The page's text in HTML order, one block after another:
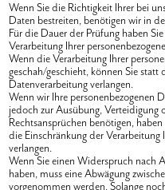
Wenn Sie die Richtigkeit Ihrer bei
Daten bestreiten, benötigen wir in
Für die Dauer der Prüfung haben
Verarbeitung Ihrer
Wenn die Verarbeitung Ihrer
geschah/geschieht, können Sie
Datenverarbeitung verlangen.
Wenn wir Ihre personenbezogenen
jedoch zur Ausübung, Verteidigung
Rechtsansprüchen benötigen,
die Einschränkung der Verarbeitung
verlangen.
Wenn Sie einen Widerspruch nach
haben, muss eine Abwägung
vorgenommen werden. Solange